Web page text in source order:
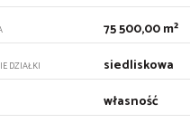
75 500,00 m²
DZIAŁKI siedliskowa
własność